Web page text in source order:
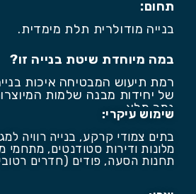
תחום:
בנייה מודולרית תלת מימדית.
במה מיוחדת שיטת בנייה זו?
רמת תיעוש המבטיחה איכות
של יחידות מבנה שלמות
גמר מלא.
שימוש עיקרי:
מלונות ודירות סטודנטים, מתחמי
תחנות הסעה, פודים (חדרים